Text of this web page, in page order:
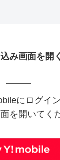
み画面を開く
にログイ
を開いてく